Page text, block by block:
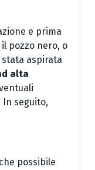
e prima
pozzo nero, o
aspirata
alta
seguito,
possibile